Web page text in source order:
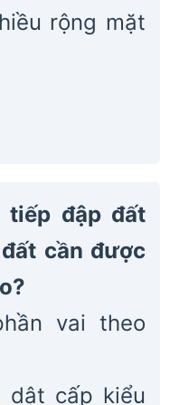
rộng mặt
tiếp đập đất
cần được
vai theo
dật cấp kiểu